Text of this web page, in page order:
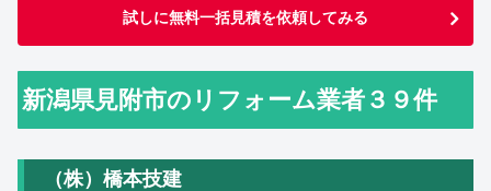
試しに無料一括見積を依頼してみる
新潟県見附市のリフォーム業者３９件
（株）橋本技建